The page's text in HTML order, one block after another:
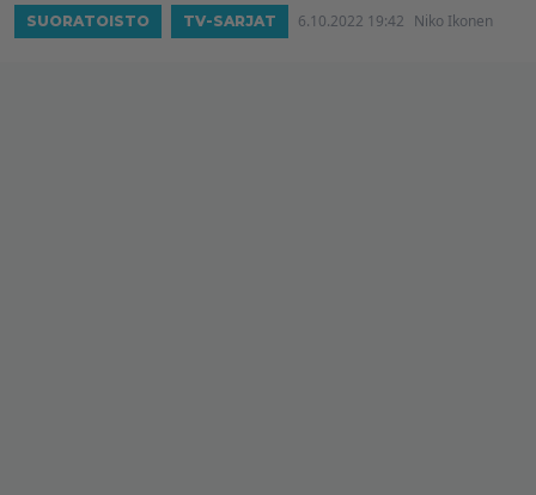
SUORATOISTO TV-SARJAT 6.10.2022 19:42 Niko Ikonen